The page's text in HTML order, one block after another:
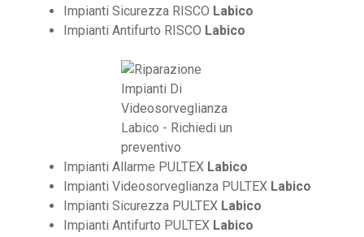
Impianti Sicurezza RISCO Labico
Impianti Antifurto RISCO Labico
Impianti Allarme PULTEX Labico
Impianti Videosorveglianza PULTEX Labico
Impianti Sicurezza PULTEX Labico
Impianti Antifurto PULTEX Labico